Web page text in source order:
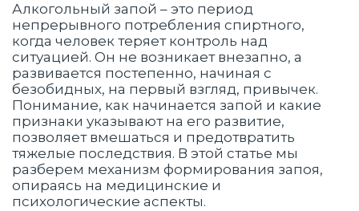
Алкогольный запой – это период
непрерывного потребления спиртного,
когда человек теряет контроль над
ситуацией. Он не возникает внезапно, а
развивается постепенно, начиная с
безобидных, на первый взгляд, привычек.
Понимание, как начинается запой и какие
признаки указывают на его развитие,
позволяет вмешаться и предотвратить
тяжелые последствия. В этой статье мы
разберем механизм формирования запоя,
опираясь на медицинские и
психологические аспекты.